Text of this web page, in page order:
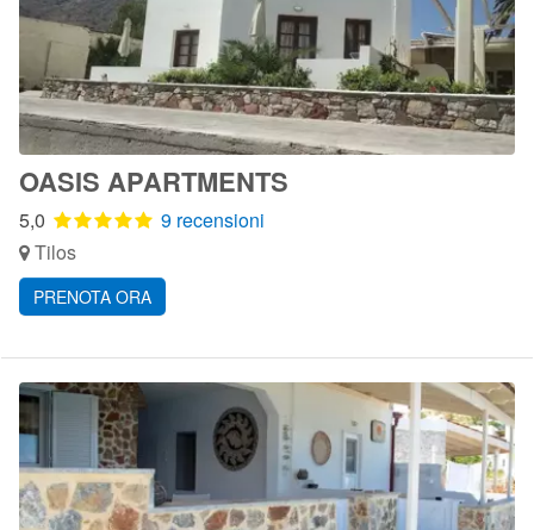
OASIS APARTMENTS
5,0
9 recensioni
Tilos
PRENOTA ORA